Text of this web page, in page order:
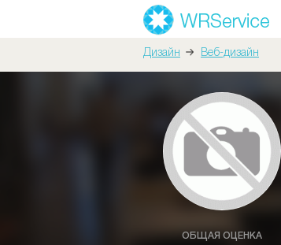
Дизайн Веб-дизайн
ОБЩАЯ ОЦЕНКА